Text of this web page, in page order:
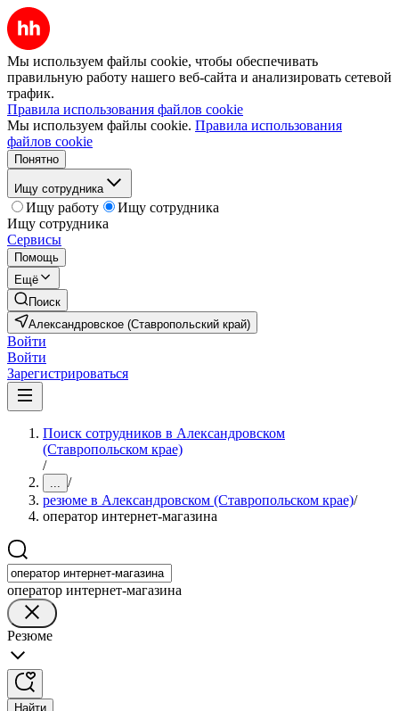
Мы используем файлы cookie, чтобы обеспечивать
правильную работу нашего веб-сайта и анализировать сетевой
трафик.
Правила использования файлов cookie
Мы используем файлы cookie. Правила использования
файлов cookie
Понятно
Ищу сотрудника
Ищу работу
Ищу сотрудника
Ищу сотрудника
Сервисы
Помощь
Ещё
Поиск
Александровское (Ставропольский край)
Войти
Войти
Зарегистрироваться
Поиск сотрудников в Александровском
(Ставропольском крае)
/
... /
резюме в Александровском (Ставропольском крае)/
оператор интернет-магазина
оператор интернет-магазина
Резюме
Найти